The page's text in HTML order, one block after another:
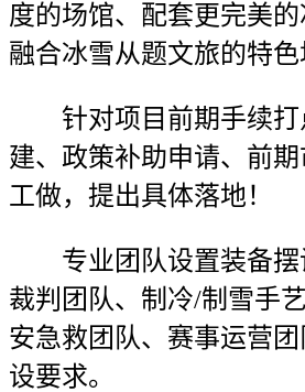
度的场馆、配套更完美的
融合冰雪从题文旅的特色
针对项目前期手续打
建、政策补助申请、前
工做，提出具体落地！
专业团队设置装备摆
裁判团队、制冷/制雪手
安急救团队、赛事运营
设要求。